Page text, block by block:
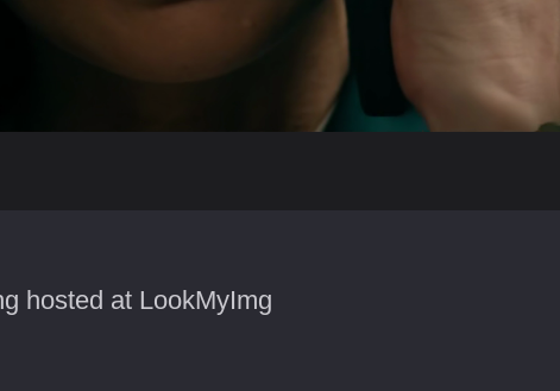
hosted at LookMyImg